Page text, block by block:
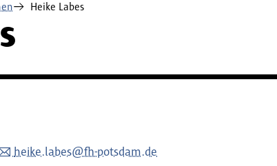
Heike Labes
heike.labes@fh-potsdam.de